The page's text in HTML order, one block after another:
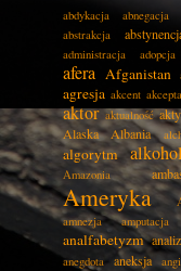
abdykacja abnegacja
abstrakcja
administracja
adopcja
afera Afganistan
agresja akcent
aktor aktualność
Alaska Albania
algorytm
Amazonia
Ameryka
amnezja
amputacja
analfabetyzm
anegdota
aneksja